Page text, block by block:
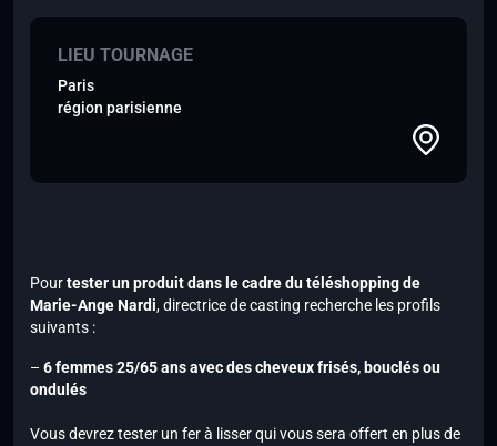
LIEU TOURNAGE
Paris
région parisienne
Pourtester un produit dans le cadre du téléshopping de
Marie-Ange Nardi, directrice de casting recherche les profils
suivants :
– 6 femmes 25/65 ans avec des cheveux frisés, bouclés ou
ondulés
Vous devrez tester un fer à lisser qui vous sera offert en plus de